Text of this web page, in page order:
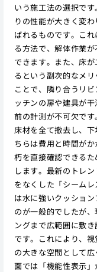
いう施工法の選択で
りの性能が大きく変
ばれるものです。こ
る方法で、解体作業
できます。また、床
るという副次的なメ
ことで、隣り合うリ
ッチンの扉や建具が
前の計測が不可欠で
床材を全て撤去し、
ちらは費用と時間が
朽を直接確認できる
します。最新のトレ
をなくした「シーム
は水に強いクッショ
のが一般的でしたが
ングまで広範囲に敷
です。これにより、
の大きな空間として
面では「機能性表示」